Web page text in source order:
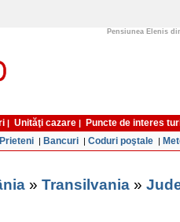
Pensiunea Elenis
| Unităţi cazare |
Puncte de interes
Prieteni | Bancuri | Coduri poştale |
» Transilvania »